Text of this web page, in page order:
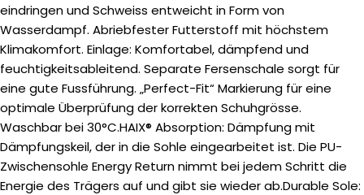
eindringen und Schweiss entweicht in Form von
Wasserdampf. Abriebfester Futterstoff mit höchstem
Klimakomfort. Einlage: Komfortabel, dämpfend und
feuchtigkeitsableitend. Separate Fersenschale sorgt für
eine gute Fussführung. „Perfect-Fit“ Markierung für eine
optimale Überprüfung der korrekten Schuhgrösse.
Waschbar bei 30°C.HAIX® Absorption: Dämpfung mit
Dämpfungskeil, der in die Sohle eingearbeitet ist. Die PU-
Zwischensohle Energy Return nimmt bei jedem Schritt die
Energie des Trägers auf und gibt sie wieder ab.Durable Sole: